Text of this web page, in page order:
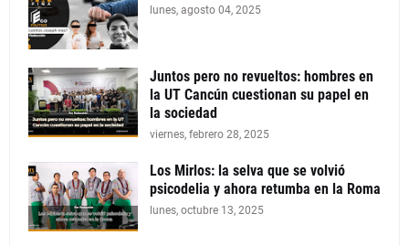
lunes, agosto 04, 2025
Juntos pero no revueltos: hombres en
la UT Cancún cuestionan su papel en
la sociedad
viernes, febrero 28, 2025
Los Mirlos: la selva que se volvió
psicodelia y ahora retumba en la Roma
lunes, octubre 13, 2025